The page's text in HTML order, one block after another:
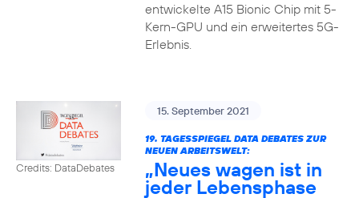
entwickelte A15 Bionic Chip mit 5-
Kern-GPU und ein erweitertes 5G-
Erlebnis.
Credits: DataDebates
15. September 2021
19. TAGESSPIEGEL DATA DEBATES ZUR
NEUEN ARBEITSWELT:
„Neues wagen ist in
jeder Lebensphase